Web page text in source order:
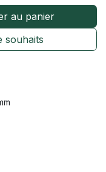
au panier
souhaits